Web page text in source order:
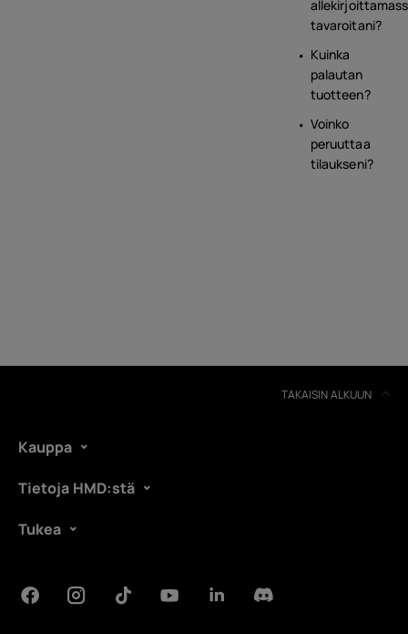
tavaroitani?
Kuinka
palautan
tuotteen?
Voinko
peruuttaa
tilaukseni?
TAKAISIN ALKUUN
Kauppa
Tietoja HMD:stä
Tukea